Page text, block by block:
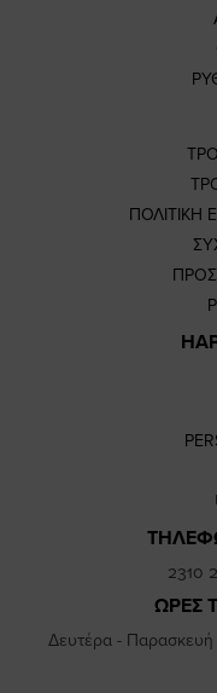
ΠΟΛΙΤΙΚΗ
2310
ΩΡΕΣ
Δευτέρα -